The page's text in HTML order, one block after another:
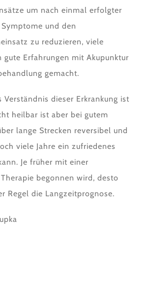
um nach einmal erfolgter
und den
zu reduzieren, viele
gute Erfahrungen mit Akupunktur
gemacht.
Verständnis dieser Erkrankung ist
heilbar ist aber bei gutem
lange Strecken reversibel und
viele Jahre ein zufriedenes
Je früher mit einer
begonnen wird, desto
Regel die Langzeitprognose.